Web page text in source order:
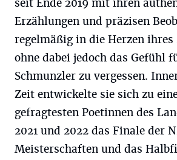
seit Ende 2019 mit ihren
Erzählungen und präzisen
regelmäßig in die Herzen
ohne dabei jedoch das Gefühl
Schmunzler zu vergessen.
Zeit entwickelte sie sich zu
gefragtesten Poetinnen des
2021 und 2022 das Finale der
Meisterschaften und das